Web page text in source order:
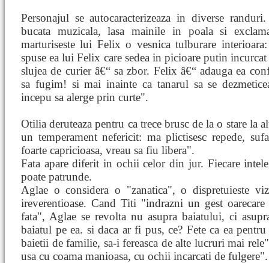
Personajul se autocaracterizeaza in diverse
bucata muzicala, lasa mainile in poala si
marturiseste lui Felix o vesnica tulburare
spuse ea lui Felix care sedea in picioare putin
slujea de curier â€“ sa zbor. Felix â€“ adauga ea
sa fugim! si mai inainte ca tanarul sa se
incepu sa alerge prin curte".
Otilia deruteaza pentru ca trece brusc de la o stare la
un temperament nefericit: ma plictisesc repede,
foarte capricioasa, vreau sa fiu libera".
Fata apare diferit in ochii celor din jur. Fiecare
poate patrunde.
Aglae o considera o "zanatica", o dispretuieste
ireverentioase. Cand Titi "indrazni un gest
fata", Aglae se revolta nu asupra baiatului, ci
baiatul pe ea. si daca ar fi pus, ce? Fete ca ea
baietii de familie, sa-i fereasca de alte lucruri mai
usa cu coama manioasa, cu ochii incarcati de fulgere".